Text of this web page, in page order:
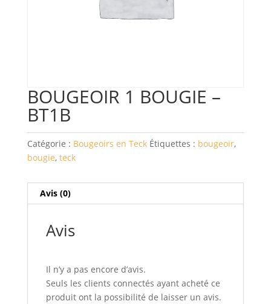
BOUGEOIR 1 BOUGIE –
BT1B
Catégorie : Bougeoirs en Teck Étiquettes : bougeoir,
bougie, teck
Avis (0)
Avis
Il n’y a pas encore d’avis.
Seuls les clients connectés ayant acheté ce
produit ont la possibilité de laisser un avis.